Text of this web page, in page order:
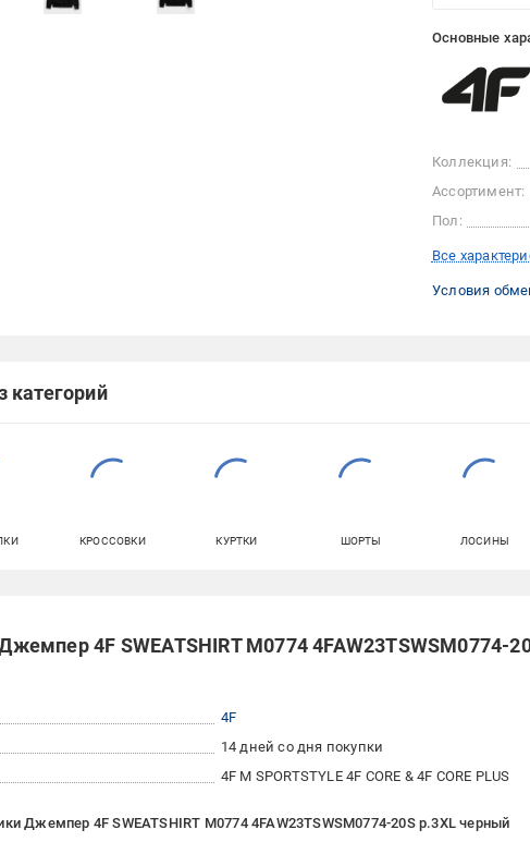
Основные
Коллекция:
Ассортимент:
Пол:
Все
Условия
категорий
КРОССОВКИ КУРТКИ ШОРТЫ ЛОСИНЫ
4F SWEATSHIRT M0774 4FAW23TSWSM0774-
4F
14 дней со дня покупки
4F M SPORTSTYLE 4F CORE & 4F CORE PLUS
Джемпер 4F SWEATSHIRT M0774 4FAW23TSWSM0774-20S р.3XL черный